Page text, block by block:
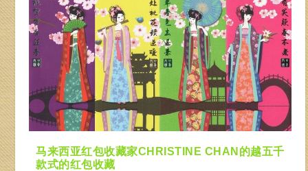
马来西亚红包收藏家CHRISTINE CHAN的越五千
款式的红包收藏